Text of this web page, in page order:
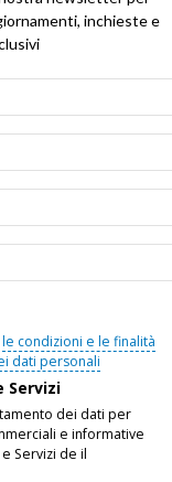
inchieste e
le condizioni e le finalità
dati personali
Servizi
dei dati per
e informative
Servizi de il